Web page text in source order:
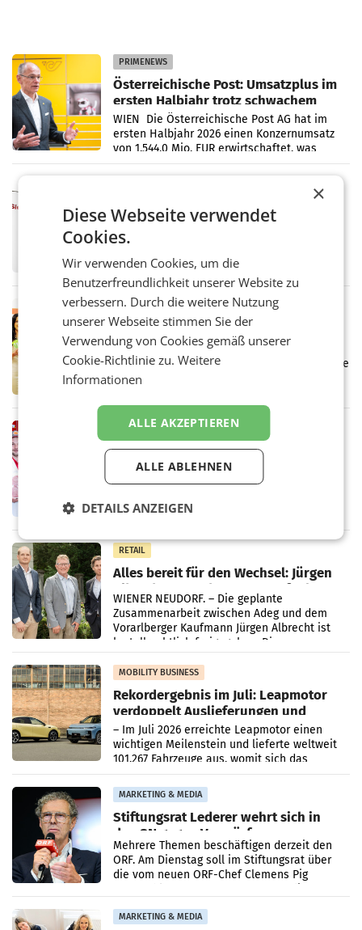
PRIMENEWS
Österreichische Post: Umsatzplus im
ersten Halbjahr trotz schwachem
Briefgeschäft
WIEN Die Österreichische Post AG hat im
ersten Halbjahr 2026 einen Konzernumsatz
von 1.544,0 Mio. EUR erwirtschaftet, was
einem Plus von 3,8 Prozent gegenüber dem
Vergleichszeitraum
ProSiebenSat.1 spart und macht
überraschend viel Gewinn
UNTERFÖHRING/MAILAND/AMSTERDAM. Der
Frühjahr dank Kostensenkungen operativ
wieder Gewinn gemacht und die
RETAIL
Eine Bühne für Zirkularität: ARA und
Müller informieren am POS über
Kreislauffähigkeit
Über den gesamten August hinweg rücken die
Altstoff Recycling Austria AG (ARA) und der
„Kreislauf-Helden“ in allen österreichischen
Müller-Filialen
RETAIL
Penny modernisiert zwei Filialen in
Ober- und Niederösterreich
WIENER NEUDORF. – Im Rahmen einer
erneuert Penny zwei Filialen in Nieder- und
in Haag sowie im rund
RETAIL
Alles bereit für den Wechsel: Jürgen
Albrecht setzt ab 1.1.2027 auf Adeg
WIENER NEUDORF. – Die geplante
Zusammenarbeit zwischen Adeg und dem
Vorarlberger Kaufmann Jürgen Albrecht ist
kartellrechtlich freigegeben: Die
Bundeswettbewerbsbehörde und der
Bundeskartellanwalt
MOBILITY BUSINESS
Rekordergebnis im Juli: Leapmotor
verdoppelt Auslieferungen und
überschreitet die 100.000er-Marke
– Im Juli 2026 erreichte Leapmotor einen
wichtigen Meilenstein und lieferte weltweit
101.267 Fahrzeuge aus, womit sich das
Ergebnis gegenüber Juli 2025 mehr als
verdoppelte (+102
MARKETING & MEDIA
Stiftungsrat Lederer wehrt sich in
den SN gegen Vorwürfe
Mehrere Themen beschäftigen derzeit den
ORF. Am Dienstag soll im Stiftungsrat über
die vom neuen ORF-Chef Clemens Pig
MARKETING & MEDIA
×
Diese Webseite verwendet
Cookies.
Wir verwenden Cookies, um die
Benutzerfreundlichkeit unserer Website zu
verbessern. Durch die weitere Nutzung
unserer Webseite stimmen Sie der
Verwendung von Cookies gemäß unserer
Cookie-Richtlinie zu.Weitere
Informationen
ALLE AKZEPTIEREN
ALLE ABLEHNEN
DETAILS ANZEIGEN